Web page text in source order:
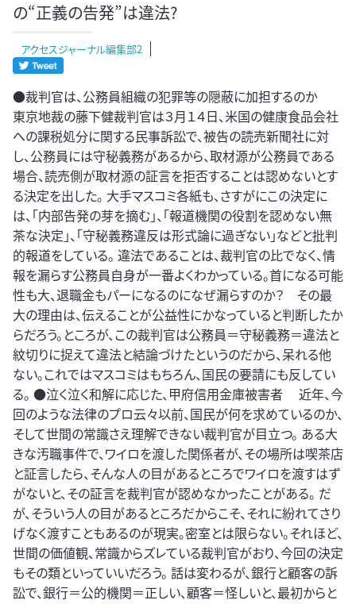
の“正義の告発”は違法?
アクセスジャーナル編集部2
●裁判官は、公務員組織の犯罪等の隠蔽に加担するのか
東京地裁の藤下健裁判官は３月１４日、米国の健康食品会社
への課税処分に関する民事訴訟で、被告の読売新聞社に対
し、公務員には守秘義務があるから、取材源が公務員である
場合、読売側が取材源の証言を拒否することは認めないとす
る決定を出した。 大手マスコミ各紙も、さすがにこの決定に
は、「内部告発の芽を摘む」、「報道機関の役割を認めない無
茶な決定」、「守秘義務違反は形式論に過ぎない」などと批判
的報道をしている。 違法であることは、裁判官の比でなく、情
報を漏らす公務員自身が一番よくわかっている。首になる可能
性も大、退職金もパーになるのになぜ漏らすのか？ その最
大の理由は、伝えることが公益性にかなっていると判断したか
らだろう。ところが、この裁判官は公務員＝守秘義務＝違法と
紋切りに捉えて違法と結論づけたというのだから、呆れる他
ない。これではマスコミはもちろん、国民の要請にも反してい
る。 ●泣く泣く和解に応じた、甲府信用金庫被害者 近年、今
回のような法律のプロ云々以前、国民が何を求めているのか、
そして世間の常識さえ理解できない裁判官が目立つ。 ある大
きな汚職事件で、ワイロを渡した関係者が、その場所は喫茶店
と証言したら、そんな人の目があるところでワイロを渡すはず
がないと、その証言を裁判官が認めなかったことがある。 だ
が、そういう人の目があるところだからこそ、それに紛れてさり
げなく渡すこともあるのが現実。密室とは限らない。それほど、
世間の価値観、常識からズレている裁判官がおり、今回の決定
もその類といっていいだろう。 話は変わるが、銀行と顧客の訴
訟で、銀行＝公的機関＝正しい、顧客＝怪しいと、最初からと